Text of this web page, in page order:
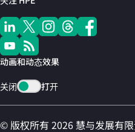
动画和动态效果
关闭 打开
© 版权所有 2026 慧与发展有